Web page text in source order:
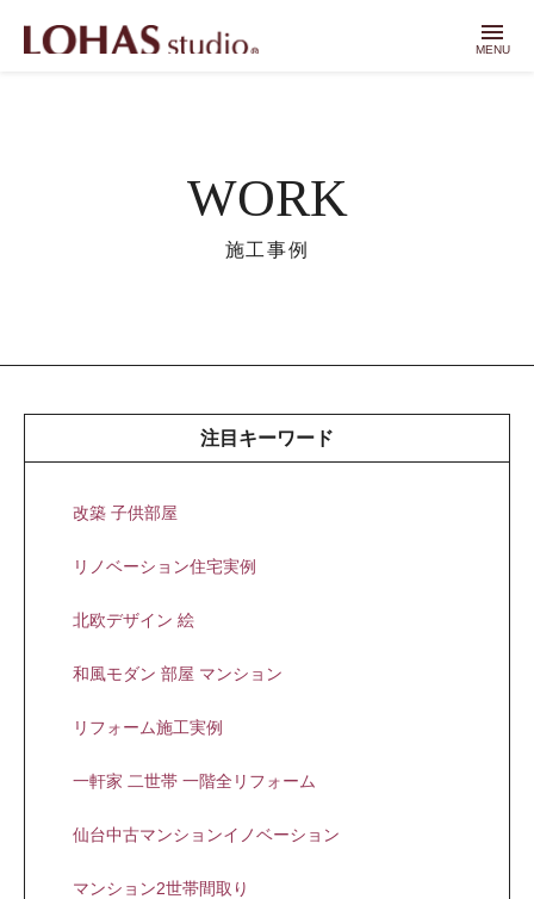
menu
MENU
WORK
施工事例
注目キーワード
改築 子供部屋
リノベーション住宅実例
北欧デザイン 絵
和風モダン 部屋 マンション
リフォーム施工実例
一軒家 二世帯 一階全リフォーム
仙台中古マンションイノベーション
マンション2世帯間取り